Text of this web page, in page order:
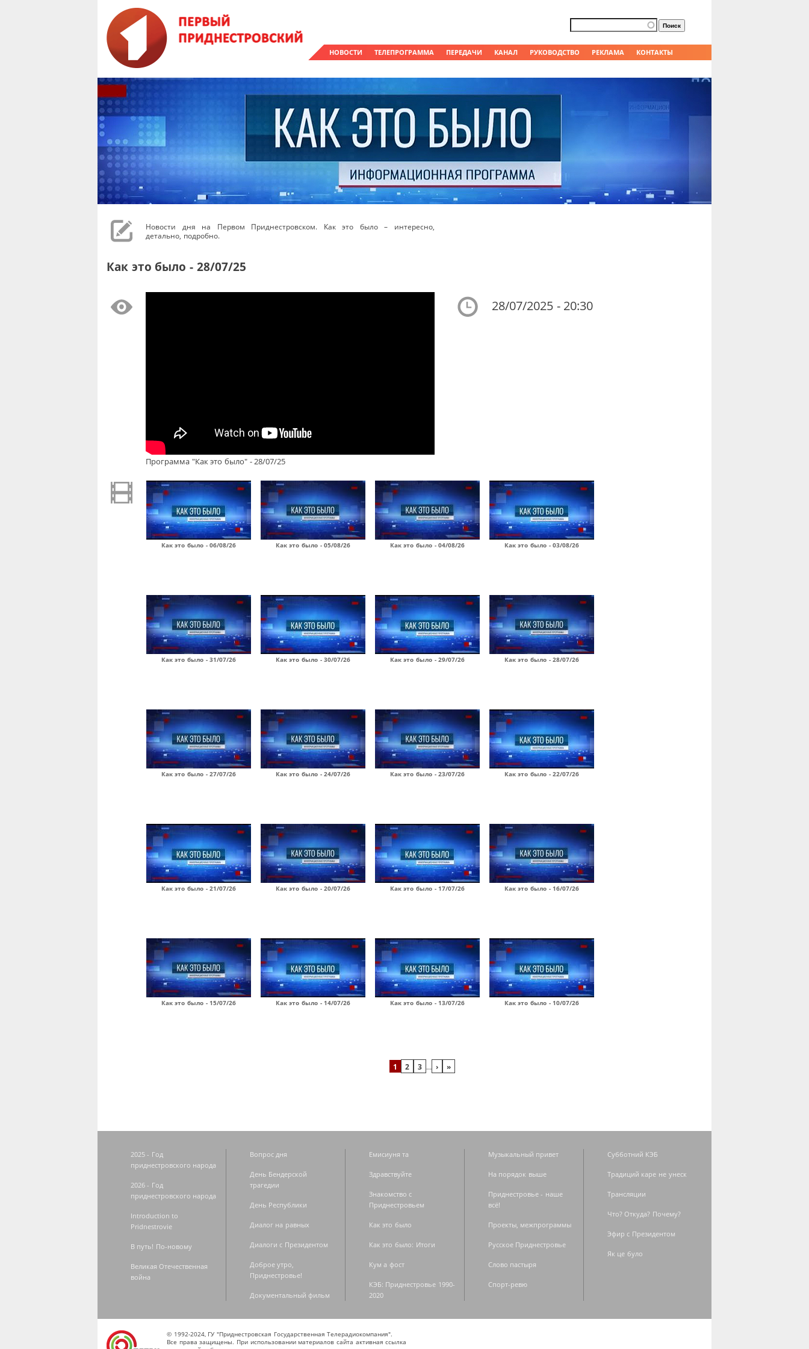
НОВОСТИ ТЕЛЕПРОГРАММА ПЕРЕДАЧИ КАНАЛ РУКОВОДСТВО РЕКЛАМА КОНТАКТЫ
Форма поиска
Поиск
Новости дня на Первом Приднестровском. Как это было – интересно,
детально, подробно.
Как это было - 28/07/25
Программа "Как это было" - 28/07/25
28/07/2025 - 20:30
Как это было - 06/08/26 Как это было - 05/08/26 Как это было - 04/08/26 Как это было - 03/08/26
Как это было - 31/07/26 Как это было - 30/07/26 Как это было - 29/07/26 Как это было - 28/07/26
Как это было - 27/07/26 Как это было - 24/07/26 Как это было - 23/07/26 Как это было - 22/07/26
Как это было - 21/07/26 Как это было - 20/07/26 Как это было - 17/07/26 Как это было - 16/07/26
Как это было - 15/07/26 Как это было - 14/07/26 Как это было - 13/07/26 Как это было - 10/07/26
1 2 3 … › »
2025 - Год
приднестровского народа
2026 - Год
приднестровского народа
Introduction to
Pridnestrovie
В путь! По-новому
Великая Отечественная
война
Вопрос дня
День Бендерской
трагедии
День Республики
Диалог на равных
Диалоги с Президентом
Доброе утро,
Приднестровье!
Документальный фильм
Емисиуня та
Здравствуйте
Знакомство с
Приднестровьем
Как это было
Как это было: Итоги
Кум а фост
КЭБ: Приднестровье 1990-
2020
Музыкальный привет
На порядок выше
Приднестровье - наше
всё!
Проекты, межпрограммы
Русское Приднестровье
Слово пастыря
Спорт-ревю
Субботний КЭБ
Традиций каре не унеск
Трансляции
Что? Откуда? Почему?
Эфир с Президентом
Як це було
© 1992-2024, ГУ "Приднестровская Государственная Телерадиокомпания".
Все права защищены. При использовании материалов сайта активная ссылка